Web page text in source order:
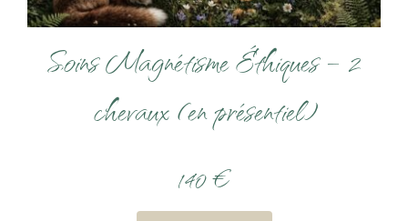
Soins Magnétisme Éthiques – 2
chevaux (en présentiel)
140 €